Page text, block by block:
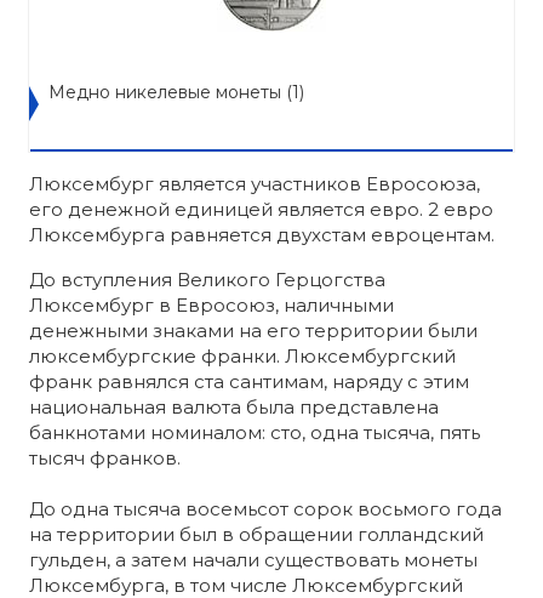
Медно никелевые монеты (1)
Люксембург является участников Евросоюза,
его денежной единицей является евро. 2 евро
Люксембурга равняется двухстам евроцентам.
До вступления Великого Герцогства
Люксембург в Евросоюз, наличными
денежными знаками на его территории были
люксембургские франки. Люксембургский
франк равнялся ста сантимам, наряду с этим
национальная валюта была представлена
банкнотами номиналом: сто, одна тысяча, пять
тысяч франков.
До одна тысяча восемьсот сорок восьмого года
на территории был в обращении голландский
гульден, а затем начали существовать монеты
Люксембурга, в том числе Люксембургский